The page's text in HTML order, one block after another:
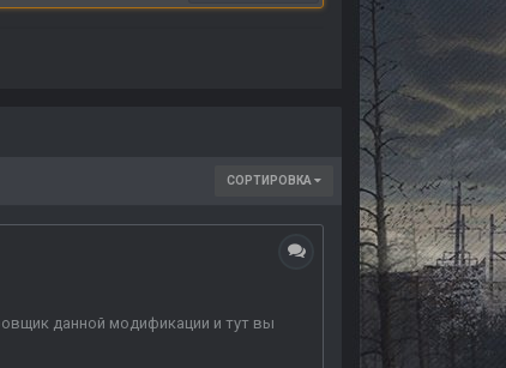
СОРТИРОВКА
данной модификации и тут вы